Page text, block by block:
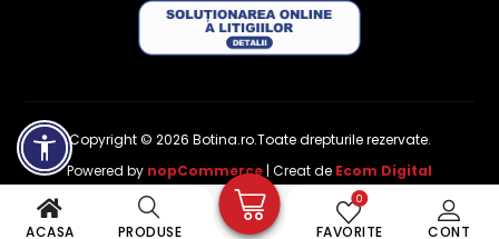
ACASA PRODUSE CONT
FAVORITE
0
Copyright © 2026 Botina.ro.Toate drepturile rezervate.
Powered by nopCommerce | Creat de Ecom Digital